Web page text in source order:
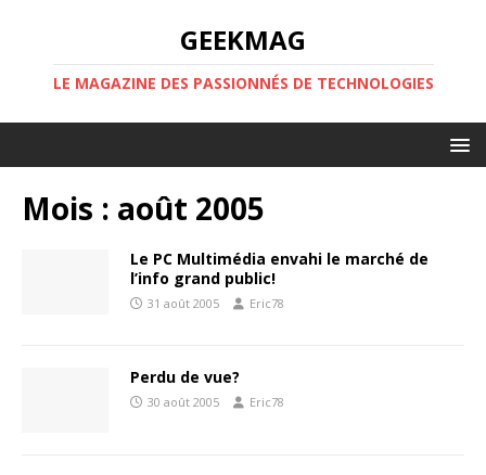
GEEKMAG
LE MAGAZINE DES PASSIONNÉS DE TECHNOLOGIES
Mois : août 2005
Le PC Multimédia envahi le marché de
l’info grand public!
31 août 2005 Eric78
Perdu de vue?
30 août 2005 Eric78